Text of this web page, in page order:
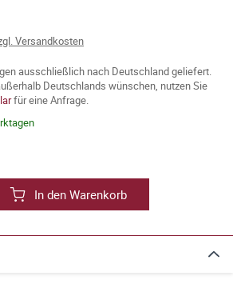
Versandkosten
ausschließlich nach Deutschland geliefert.
Deutschlands wünschen, nutzen Sie
für eine Anfrage.
In den Warenkorb